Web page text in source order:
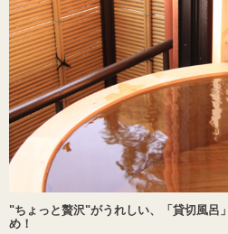
"ちょっと贅沢"がうれしい、「貸切風呂
め！